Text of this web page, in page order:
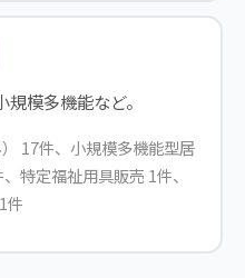
模多機能など。
17件、小規模多機能型居
特定福祉用具販売 1件、
件